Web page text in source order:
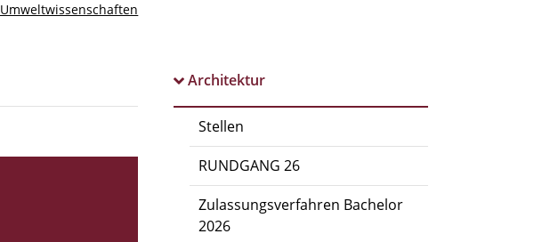
Architektur
Stellen
RUNDGANG 26
Zulassungsverfahren Bachelor
2026